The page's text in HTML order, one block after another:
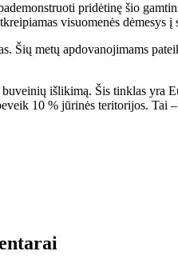
pridėtinę šio
visuomenės dėmesys į
Šių metų apdovanojimams
išlikimą. Šis tinklas yra
10 % jūrinės teritorijos.